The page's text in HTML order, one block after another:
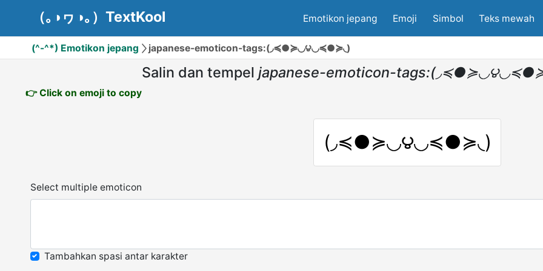
（｡◑ヮ◑｡）TextKool Emotikon jepang Emoji Simbol Teks mewah
(^-^*) Emotikon jepang japanese-emoticon-tags:(◞≼●≽◟◞౪◟◞≼●≽◟)
Salin dan tempel japanese-emoticon-
👉 Click on emoji to copy
(◞≼●≽◟◞౪◟◞≼●≽◟)
Select multiple emoticon
Tambahkan spasi antar karakter